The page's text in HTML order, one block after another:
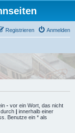
Anmelden
Registrieren
- vor ein Wort, das nicht
| innerhalb einer
Benutze ein * als